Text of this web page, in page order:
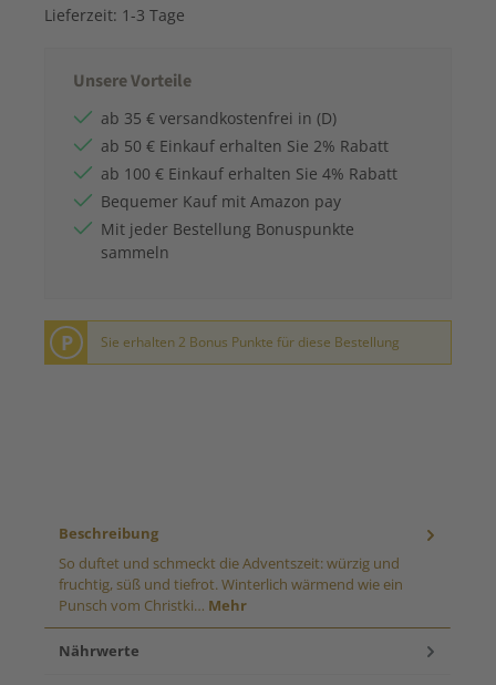
Lieferzeit: 1-3 Tage
Unsere Vorteile
ab 35 € versandkostenfrei in (D)
ab 50 € Einkauf erhalten Sie 2% Rabatt
ab 100 € Einkauf erhalten Sie 4% Rabatt
Bequemer Kauf mit Amazon pay
Mit jeder Bestellung Bonuspunkte
sammeln
P Sie erhalten 2 Bonus Punkte für diese Bestellung
Beschreibung
So duftet und schmeckt die Adventszeit: würzig und
fruchtig, süß und tiefrot. Winterlich wärmend wie ein
Punsch vom Christki… Mehr
Nährwerte